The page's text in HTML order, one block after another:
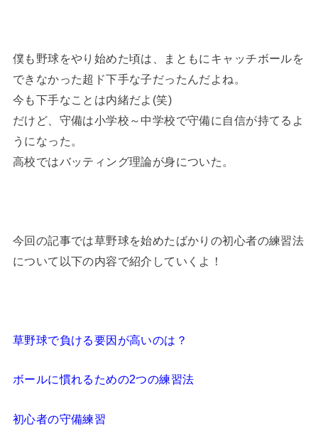
僕も野球をやり始めた頃は、まともにキャッチボールを
できなかった超ド下手な子だったんだよね。
今も下手なことは内緒だよ(笑)
だけど、守備は小学校～中学校で守備に自信が持てるよ
うになった。
高校ではバッティング理論が身についた。
今回の記事では草野球を始めたばかりの初心者の練習法
について以下の内容で紹介していくよ！
草野球で負ける要因が高いのは？
ボールに慣れるための2つの練習法
初心者の守備練習